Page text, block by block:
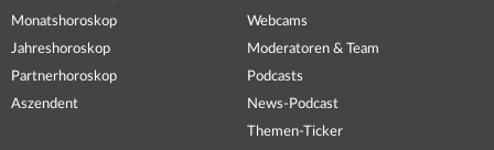
Monatshoroskop
Jahreshoroskop
Partnerhoroskop
Aszendent
Webcams
Moderatoren & Team
Podcasts
News-Podcast
Themen-Ticker